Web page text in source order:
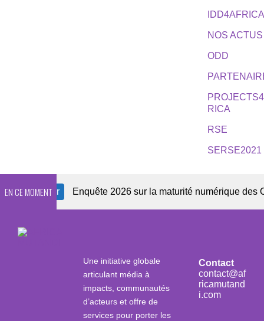
NOS ACTUS
ODD
RICA
RSE
SERSE2021
EN CE MOMENTEnquête 2026 sur la maturité numérique des OSC
Une initiative globale
articulant média à
impacts, communautés
d’acteurs et offre de
services pour porter les
Contact
contact@af
ricamutand
i.com